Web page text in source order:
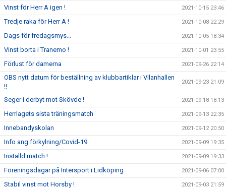
Vinst för Herr A igen ! 2021-10-15 23:46
Tredje raka för Herr A ! 2021-10-08 22:29
Dags för fredagsmys... 2021-10-05 18:34
Vinst borta i Tranemo ! 2021-10-01 23:55
Förlust för damerna 2021-09-26 22:14
OBS nytt datum för beställning av klubbartiklar i Vilanhallen
!!
2021-09-23 21:09
Seger i derbyt mot Skövde ! 2021-09-18 18:13
Herrlagets sista träningsmatch 2021-09-13 22:35
Innebandyskolan 2021-09-12 20:50
Info ang förkylning/Covid-19 2021-09-09 19:35
Inställd match ! 2021-09-09 19:33
Föreningsdagar på Intersport i Lidköping 2021-09-06 07:00
Stabil vinst mot Horsby ! 2021-09-03 21:59